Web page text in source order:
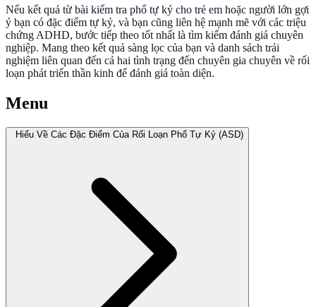
Nếu kết quả từ bài kiểm tra phổ tự kỷ cho trẻ em hoặc người lớn gợi
ý bạn có đặc điểm tự kỷ, và bạn cũng liên hệ mạnh mẽ với các triệu
chứng ADHD, bước tiếp theo tốt nhất là tìm kiếm đánh giá chuyên
nghiệp. Mang theo kết quả sàng lọc của bạn và danh sách trải
nghiệm liên quan đến cả hai tình trạng đến chuyên gia chuyên về rối
loạn phát triển thần kinh để đánh giá toàn diện.
Menu
Hiểu Về Các Đặc Điểm Của Rối Loạn Phổ Tự Kỷ (ASD)